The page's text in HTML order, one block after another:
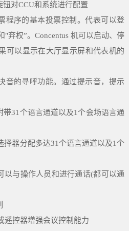
对CCU和系统进行配置
程序的基本投票控制。代表可以登
"弃权”。Concentus 机可以启动、停
可以显示在大厅显示屏和代表机的
音的寻呼功能。通过提示音，提示
带31个语言通道以及1个会场语言通
择器分配多达31个语言通道以及1个
以与操作人员和进行通话(都可以通
遥控器增强会议控制能力